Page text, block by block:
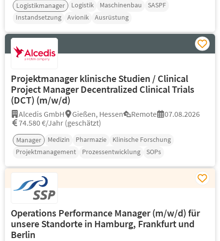
Logistikmanager Logistik Maschinenbau
SASPF
Instandsetzung
Avionik Ausrüstung
Projektmanager klinische Studien / Clinical
Project Manager Decentralized Clinical Trials
(DCT) (m/w/d)
Alcedis GmbH Gießen, Hessen Remote
07.08.2026
74.580 €/Jahr (geschätzt)
Manager Medizin Pharmazie
Klinische Forschung
Projektmanagement
Prozessentwicklung SOPs
Operations Performance Manager (m/w/d) für
unsere Standorte in Hamburg, Frankfurt und
Berlin